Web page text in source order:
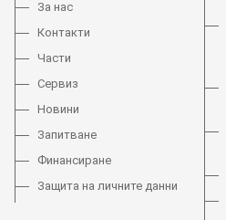
За нас
Контакти
Части
Сервиз
Новини
Запитване
Финансиране
Защита на личните данни